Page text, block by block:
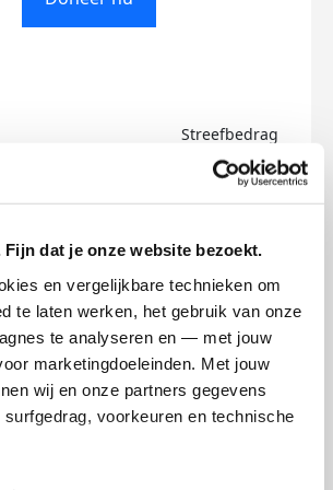
Fijn dat je onze website bezoekt.
en vergelijkbare technieken om
te laten werken, het gebruik van onze
te analyseren en — met jouw
marketingdoeleinden. Met jouw
wij en onze partners gegevens
voorkeuren en technische
Streefbedrag
€500
badges